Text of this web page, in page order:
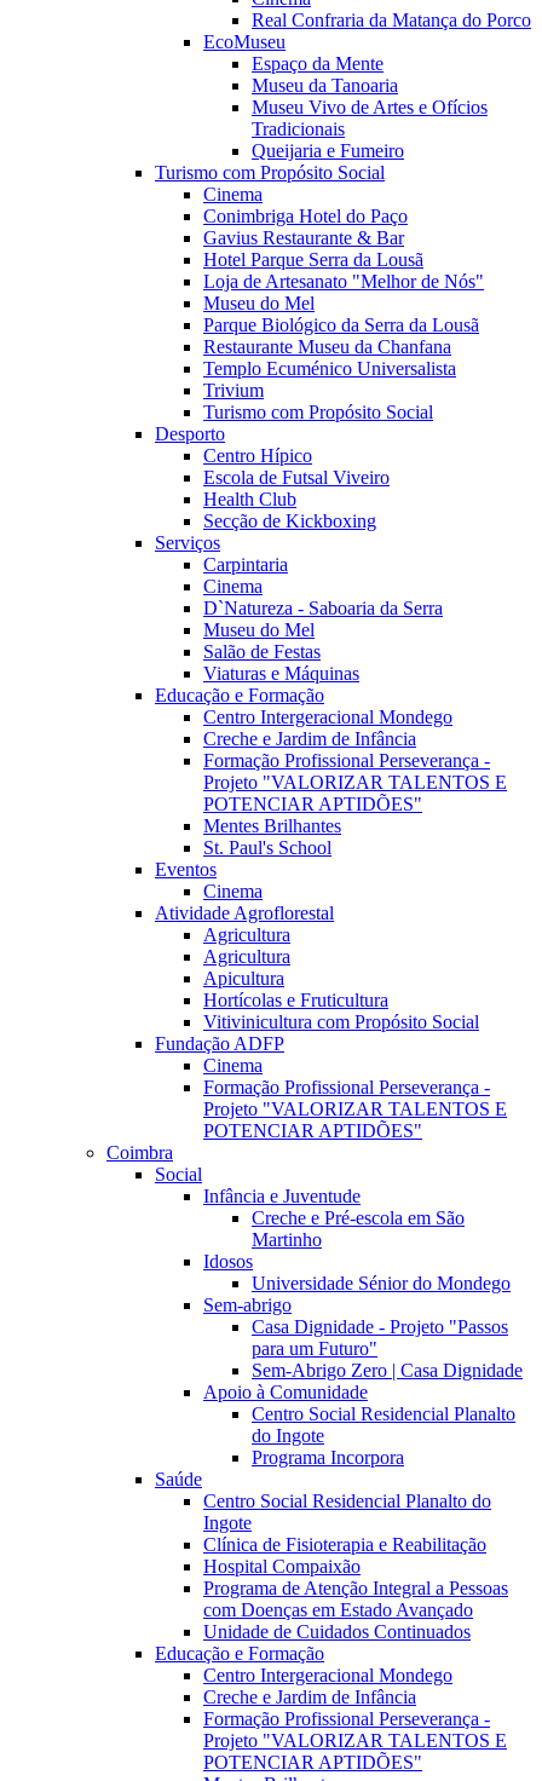
Real Confraria da Matança do Porco
EcoMuseu
Espaço da Mente
Museu da Tanoaria
Museu Vivo de Artes e Ofícios
Tradicionais
Queijaria e Fumeiro
Turismo com Propósito Social
Cinema
Conimbriga Hotel do Paço
Gavius Restaurante & Bar
Hotel Parque Serra da Lousã
Loja de Artesanato "Melhor de Nós"
Museu do Mel
Parque Biológico da Serra da Lousã
Restaurante Museu da Chanfana
Templo Ecuménico Universalista
Trivium
Turismo com Propósito Social
Desporto
Centro Hípico
Escola de Futsal Viveiro
Health Club
Secção de Kickboxing
Serviços
Carpintaria
Cinema
D`Natureza - Saboaria da Serra
Museu do Mel
Salão de Festas
Viaturas e Máquinas
Educação e Formação
Centro Intergeracional Mondego
Creche e Jardim de Infância
Formação Profissional Perseverança -
Projeto "VALORIZAR TALENTOS E
POTENCIAR APTIDÕES"
Mentes Brilhantes
St. Paul's School
Eventos
Cinema
Atividade Agroflorestal
Agricultura
Agricultura
Apicultura
Hortícolas e Fruticultura
Vitivinicultura com Propósito Social
Fundação ADFP
Cinema
Formação Profissional Perseverança -
Projeto "VALORIZAR TALENTOS E
POTENCIAR APTIDÕES"
Coimbra
Social
Infância e Juventude
Creche e Pré-escola em São
Martinho
Idosos
Universidade Sénior do Mondego
Sem-abrigo
Casa Dignidade - Projeto "Passos
para um Futuro"
Sem-Abrigo Zero | Casa Dignidade
Apoio à Comunidade
Centro Social Residencial Planalto
do Ingote
Programa Incorpora
Saúde
Centro Social Residencial Planalto do
Ingote
Clínica de Fisioterapia e Reabilitação
Hospital Compaixão
Programa de Atenção Integral a Pessoas
com Doenças em Estado Avançado
Unidade de Cuidados Continuados
Educação e Formação
Centro Intergeracional Mondego
Creche e Jardim de Infância
Formação Profissional Perseverança -
Projeto "VALORIZAR TALENTOS E
POTENCIAR APTIDÕES"